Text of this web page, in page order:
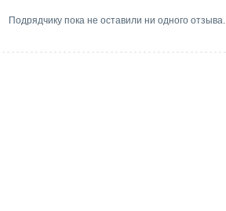
Подрядчику пока не оставили ни одного отзыва.